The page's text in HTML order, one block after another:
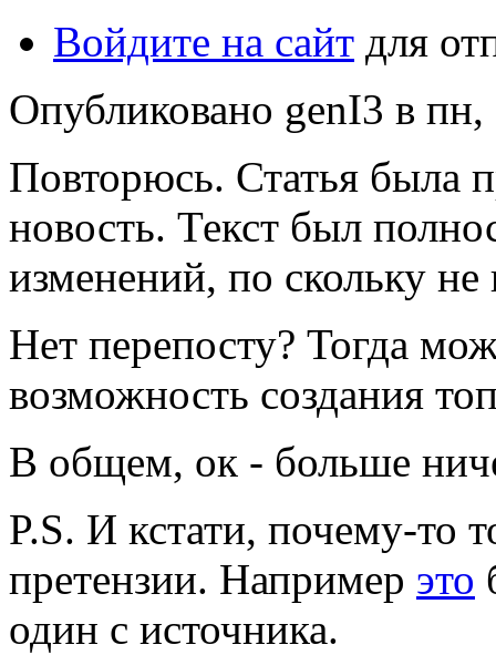
Войдите на сайт для
Опубликовано genI3 в
Повторюсь. Статья была
новость. Текст был
изменений, по скольку
Нет перепосту? Тогда
возможность создания
В общем, ок - больше
P.S. И кстати, почему-то
претензии. Например это
один с источника.